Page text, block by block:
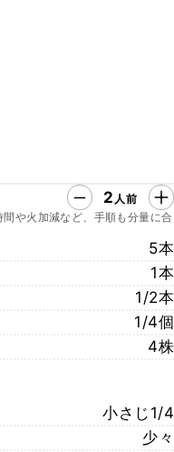
2 人前
や火加減など、手順も分量に合
5本
1本
1/2本
1/4個
4株
小さじ1/4
少々